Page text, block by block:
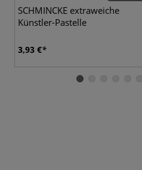
SCHMINCKE extraweiche
Künstler-Pastelle
3,93 €